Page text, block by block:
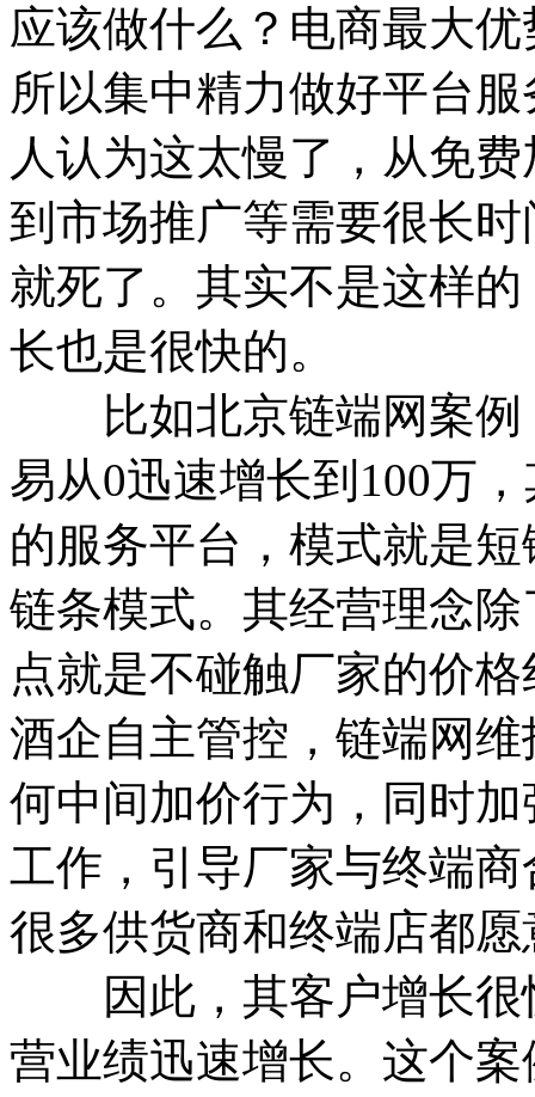
应该做什么？电商最大
所以集中精力做好平台
人认为这太慢了，从免
到市场推广等需要很长
就死了。其实不是这样
长也是很快的。
比如北京链端网案例
易从0迅速增长到100万
的服务平台，模式就是
链条模式。其经营理念
点就是不碰触厂家的价
酒企自主管控，链端网
何中间加价行为，同时
工作，引导厂家与终端
很多供货商和终端店都
因此，其客户增长很
营业绩迅速增长。这个